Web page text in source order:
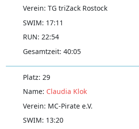
TG triZack Rostock
17:11
22:54
40:05
29
Claudia Klok
MC-Pirate e.V.
13:20